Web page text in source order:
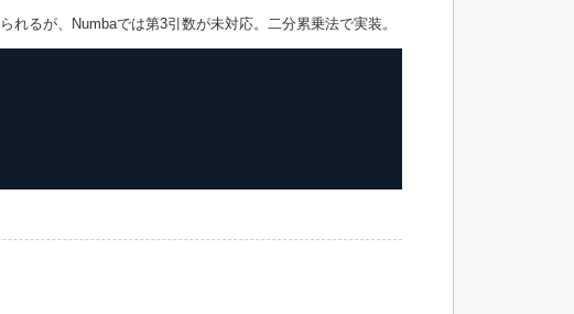
れるが、Numbaでは第3引数が未対応。二分累乗法で実装。